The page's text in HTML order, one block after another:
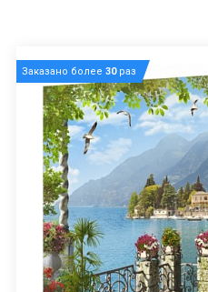
Заказано более 30раз